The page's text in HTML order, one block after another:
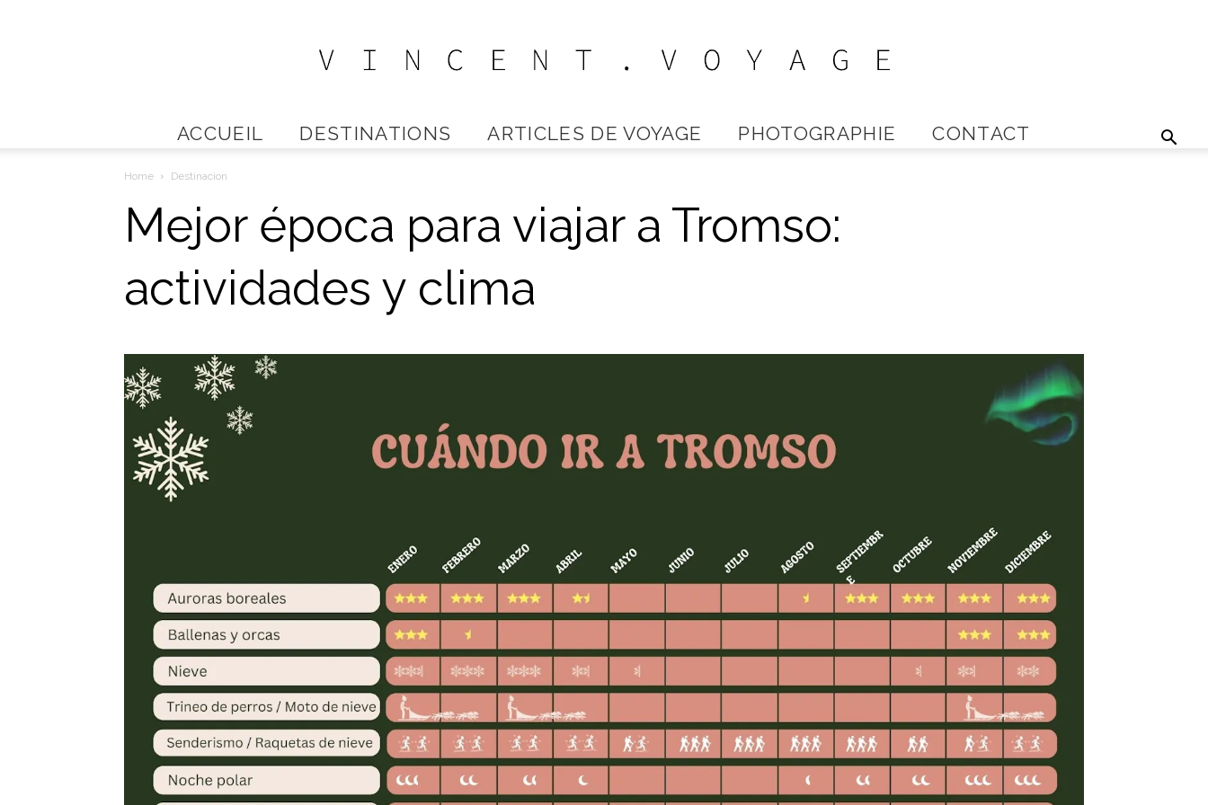
Vincent
ACCUEIL DESTINATIONS ARTICLES DE VOYAGE PHOTOGRAPHIE CONTACT
Home Destinacion
Mejor época para viajar a Tromso:
actividades y clima